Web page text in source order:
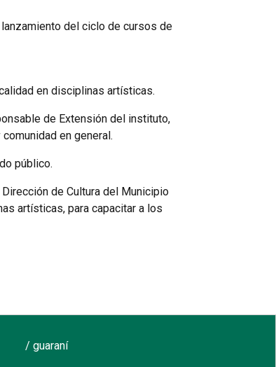
del ciclo de cursos de
en disciplinas artísticas.
de Extensión del instituto,
en general.
público.
de Cultura del Municipio
artísticas, para capacitar a los
/ guaraní